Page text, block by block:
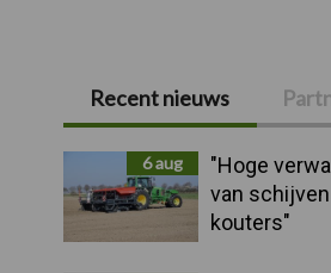
Primaire
Sidebar
Recent nieuws
6 aug
"Hoge
van
kouters"